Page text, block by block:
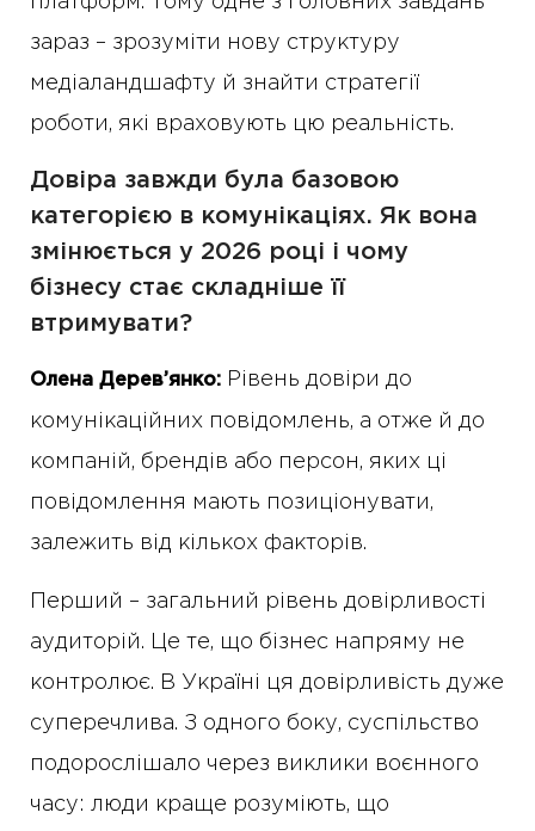
зараз – зрозуміти нову структуру
медіаландшафту й знайти стратегії
роботи, які враховують цю реальність.
Довіра завжди була базовою
категорією в комунікаціях. Як вона
змінюється у 2026 році і чому
бізнесу стає складніше її
втримувати?
Олена Дерев’янко: Рівень довіри до
комунікаційних повідомлень, а отже й до
компаній, брендів або персон, яких ці
повідомлення мають позиціонувати,
залежить від кількох факторів.
Перший – загальний рівень довірливості
аудиторій. Це те, що бізнес напряму не
контролює. В Україні ця довірливість дуже
суперечлива. З одного боку, суспільство
подорослішало через виклики воєнного
часу: люди краще розуміють, що